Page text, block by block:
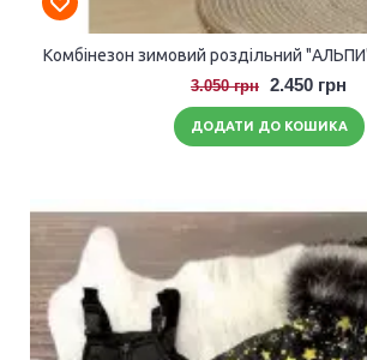
Комбінезон зимовий роздільний
3.050 грн 2.450 грн
ДОДАТИ ДО КОШИКА